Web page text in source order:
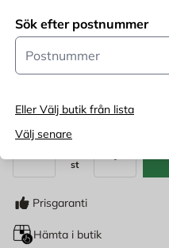
Sök efter postnummer
Postnummer
Eller Välj butik från lista
Välj senare
239 KR
st
Prisgaranti
Hämta i butik